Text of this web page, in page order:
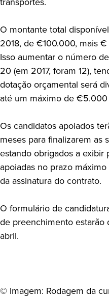
O montante total
2018, de €100.000, mais
Isso aumentar o número
20 (em 2017, foram 12),
dotação orçamental será
até um máximo de €5.000
Os candidatos apoiados
meses para finalizarem as
estando obrigados a exibir
apoiadas no prazo
da assinatura do contrato.
O formulário de
de preenchimento
abril.
© Imagem: Rodagem da